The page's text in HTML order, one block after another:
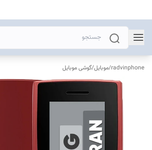
radvinphone
/موبایل/گوشی موبایل